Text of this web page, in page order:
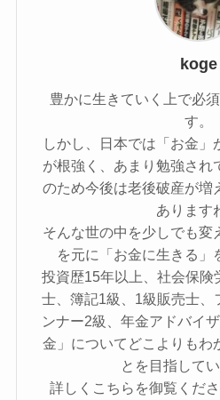
koge
豊かに生きていく上で必
す。
しかし、日本では「お金」
が根強く、あまり勉強され
のため今後は老後破産が増
あります
そんな世の中を少しでも変
を元に「お金に生きる」
投資歴15年以上、社会保険
士、簿記1級、1級販売士、
ンナー2級、年金アドバイ
金」についてどこよりもわ
とを目指してい
詳しくこちらを御覧くだ